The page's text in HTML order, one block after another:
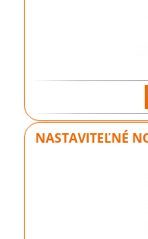
NASTAVITEĽNÉ